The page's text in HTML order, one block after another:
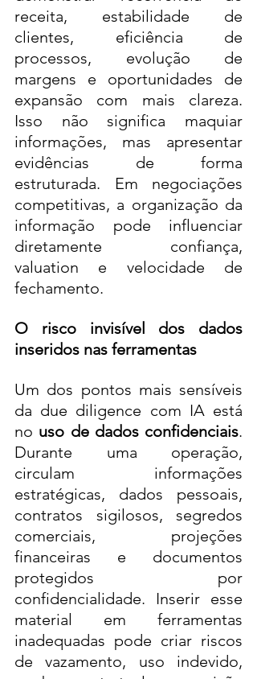
receita, estabilidade de
clientes, eficiência de
processos, evolução de
margens e oportunidades de
expansão com mais clareza.
Isso não significa maquiar
informações, mas apresentar
evidências de forma
estruturada. Em negociações
competitivas, a organização da
informação pode influenciar
diretamente confiança,
valuation e velocidade de
fechamento.
O risco invisível dos dados
inseridos nas ferramentas
Um dos pontos mais sensíveis
da due diligence com IA está
no uso de dados confidenciais.
Durante uma operação,
circulam informações
estratégicas, dados pessoais,
contratos sigilosos, segredos
comerciais, projeções
financeiras e documentos
protegidos por
confidencialidade. Inserir esse
material em ferramentas
inadequadas pode criar riscos
de vazamento, uso indevido,